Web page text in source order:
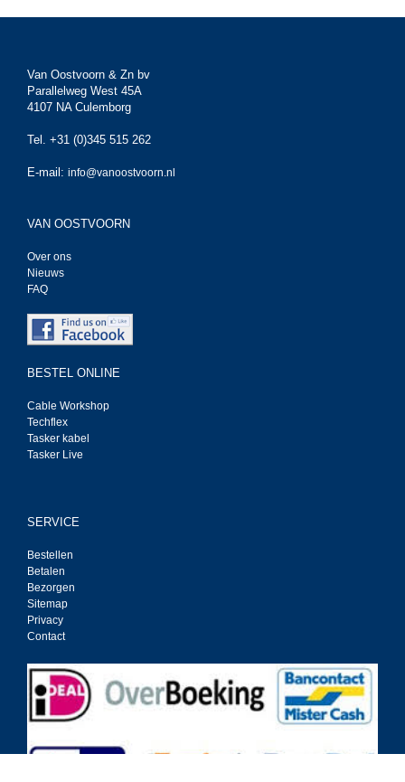
Van Oostvoorn & Zn bv
Parallelweg West 45A
4107 NA Culemborg
Tel. +31 (0)345 515 262
E-mail: info@vanoostvoorn.nl
VAN OOSTVOORN
Over ons
Nieuws
FAQ
BESTEL ONLINE
Cable Workshop
Techflex
Tasker kabel
Tasker Live
SERVICE
Bestellen
Betalen
Bezorgen
Sitemap
Privacy
Contact